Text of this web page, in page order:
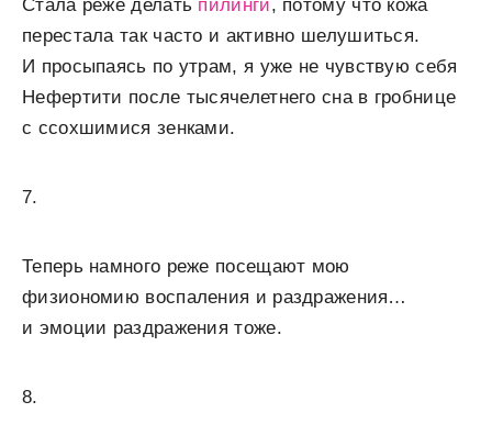
Стала реже делать пилинги, потому что кожа
перестала так часто и активно шелушиться.
И просыпаясь по утрам, я уже не чувствую себя
Нефертити после тысячелетнего сна в гробнице
с ссохшимися зенками.
7.
Теперь намного реже посещают мою
физиономию воспаления и раздражения…
и эмоции раздражения тоже.
8.